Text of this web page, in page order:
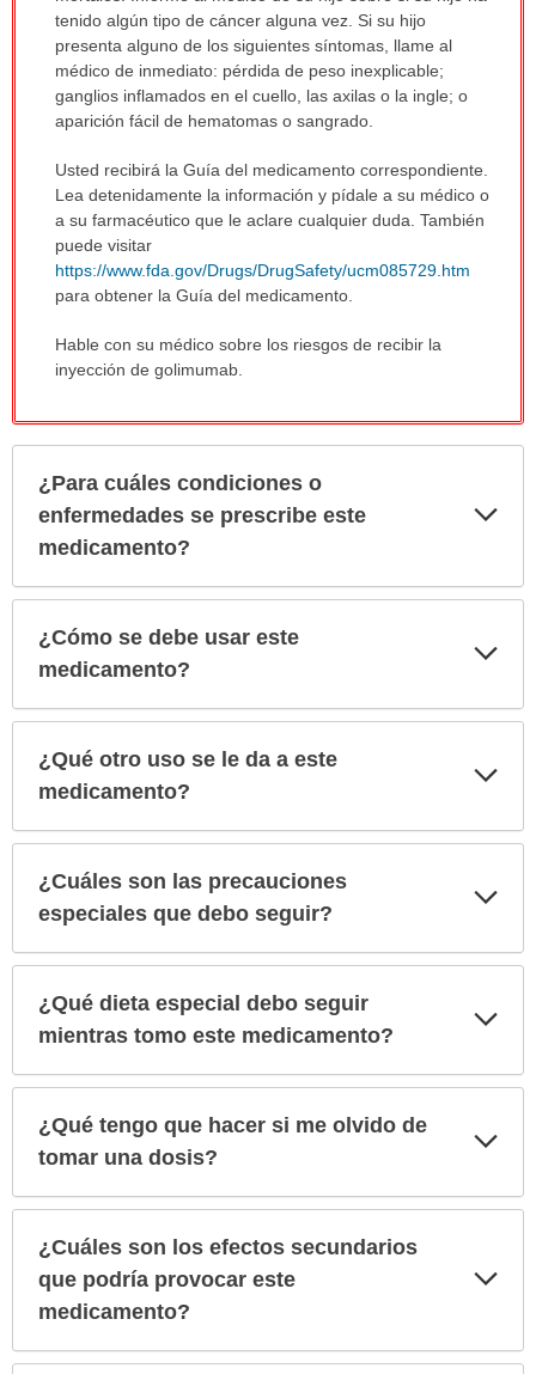
tenido algún tipo de cáncer alguna vez. Si su hijo
presenta alguno de los siguientes síntomas, llame al
médico de inmediato: pérdida de peso inexplicable;
ganglios inflamados en el cuello, las axilas o la ingle; o
aparición fácil de hematomas o sangrado.
Usted recibirá la Guía del medicamento correspondiente.
Lea detenidamente la información y pídale a su médico o
a su farmacéutico que le aclare cualquier duda. También
puede visitar
https://www.fda.gov/Drugs/DrugSafety/ucm085729.htm
para obtener la Guía del medicamento.
Hable con su médico sobre los riesgos de recibir la
inyección de golimumab.
¿Para cuáles condiciones o
enfermedades se prescribe este
medicamento?
¿Cómo se debe usar este
medicamento?
¿Qué otro uso se le da a este
medicamento?
¿Cuáles son las precauciones
especiales que debo seguir?
¿Qué dieta especial debo seguir
mientras tomo este medicamento?
¿Qué tengo que hacer si me olvido de
tomar una dosis?
¿Cuáles son los efectos secundarios
que podría provocar este
medicamento?